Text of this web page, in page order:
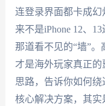
连登录界面都卡成
来不是iPhone 12、
那道看不见的“墙”
才是海外玩家真正
思路，告诉你如何绕
核心解决方案，其实